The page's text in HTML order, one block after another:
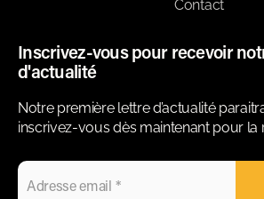
Contact
Inscrivez-vous pour recevoir
d'actualité
Notre première lettre d’actualité
inscrivez-vous dès maintenant pour la